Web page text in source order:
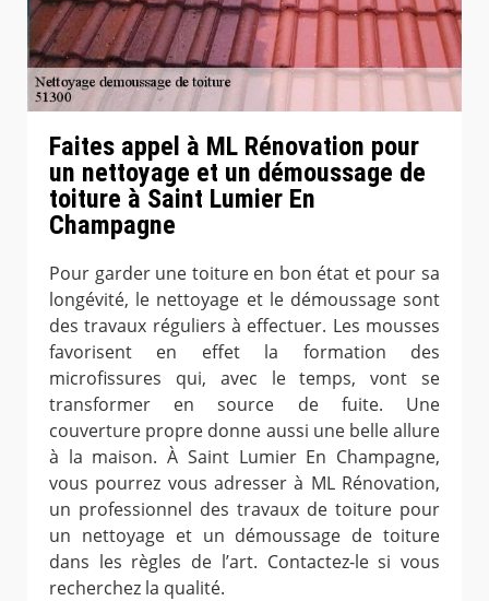
Faites appel à ML Rénovation pour
un nettoyage et un démoussage de
toiture à Saint Lumier En
Champagne
Pour garder une toiture en bon état et pour sa
longévité, le nettoyage et le démoussage sont
des travaux réguliers à effectuer. Les mousses
favorisent en effet la formation des
microfissures qui, avec le temps, vont se
transformer en source de fuite. Une
couverture propre donne aussi une belle allure
à la maison. À Saint Lumier En Champagne,
vous pourrez vous adresser à ML Rénovation,
un professionnel des travaux de toiture pour
un nettoyage et un démoussage de toiture
dans les règles de l’art. Contactez-le si vous
recherchez la qualité.